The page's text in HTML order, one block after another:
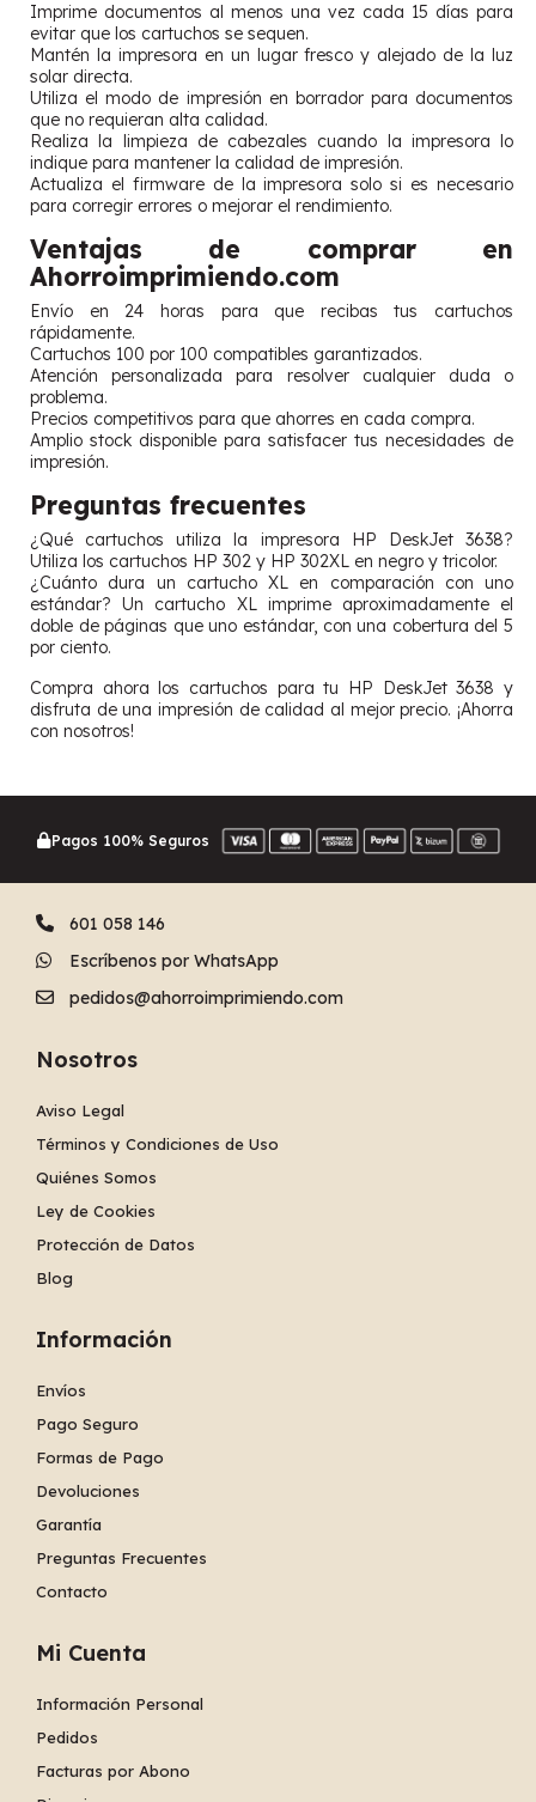
Imprime documentos al menos una vez cada 15 días para
evitar que los cartuchos se sequen.
Mantén la impresora en un lugar fresco y alejado de la luz
solar directa.
Utiliza el modo de impresión en borrador para documentos
que no requieran alta calidad.
Realiza la limpieza de cabezales cuando la impresora lo
indique para mantener la calidad de impresión.
Actualiza el firmware de la impresora solo si es necesario
para corregir errores o mejorar el rendimiento.
Ventajas de comprar en
Ahorroimprimiendo.com
Envío en 24 horas para que recibas tus cartuchos
rápidamente.
Cartuchos 100 por 100 compatibles garantizados.
Atención personalizada para resolver cualquier duda o
problema.
Precios competitivos para que ahorres en cada compra.
Amplio stock disponible para satisfacer tus necesidades de
impresión.
Preguntas frecuentes
¿Qué cartuchos utiliza la impresora HP DeskJet 3638?
Utiliza los cartuchos HP 302 y HP 302XL en negro y tricolor.
¿Cuánto dura un cartucho XL en comparación con uno
estándar? Un cartucho XL imprime aproximadamente el
doble de páginas que uno estándar, con una cobertura del 5
por ciento.
Compra ahora los cartuchos para tu HP DeskJet 3638 y
disfruta de una impresión de calidad al mejor precio. ¡Ahorra
con nosotros!
Pagos 100% Seguros
601 058 146
Escríbenos por WhatsApp
pedidos@ahorroimprimiendo.com
Nosotros
Aviso Legal
Términos y Condiciones de Uso
Quiénes Somos
Ley de Cookies
Protección de Datos
Blog
Información
Envíos
Pago Seguro
Formas de Pago
Devoluciones
Garantía
Preguntas Frecuentes
Contacto
Mi Cuenta
Información Personal
Pedidos
Facturas por Abono